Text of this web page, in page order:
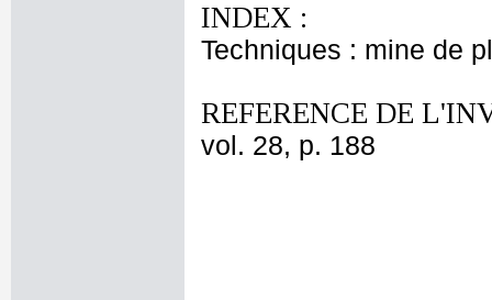
INDEX :
Techniques : mine de
REFERENCE DE
vol. 28, p. 188